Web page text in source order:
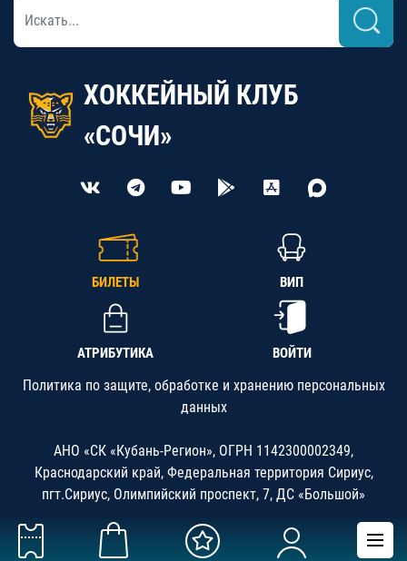
ХОККЕЙНЫЙ КЛУБ
«СОЧИ»
БИЛЕТЫ ВИП
АТРИБУТИКА ВОЙТИ
Политика по защите, обработке и хранению персональных
данных
АНО «СК «Кубань-Регион», ОГРН 1142300002349,
Краснодарский край, Федеральная территория Сириус,
пгт.Сириус, Олимпийский проспект, 7, ДС «Большой»